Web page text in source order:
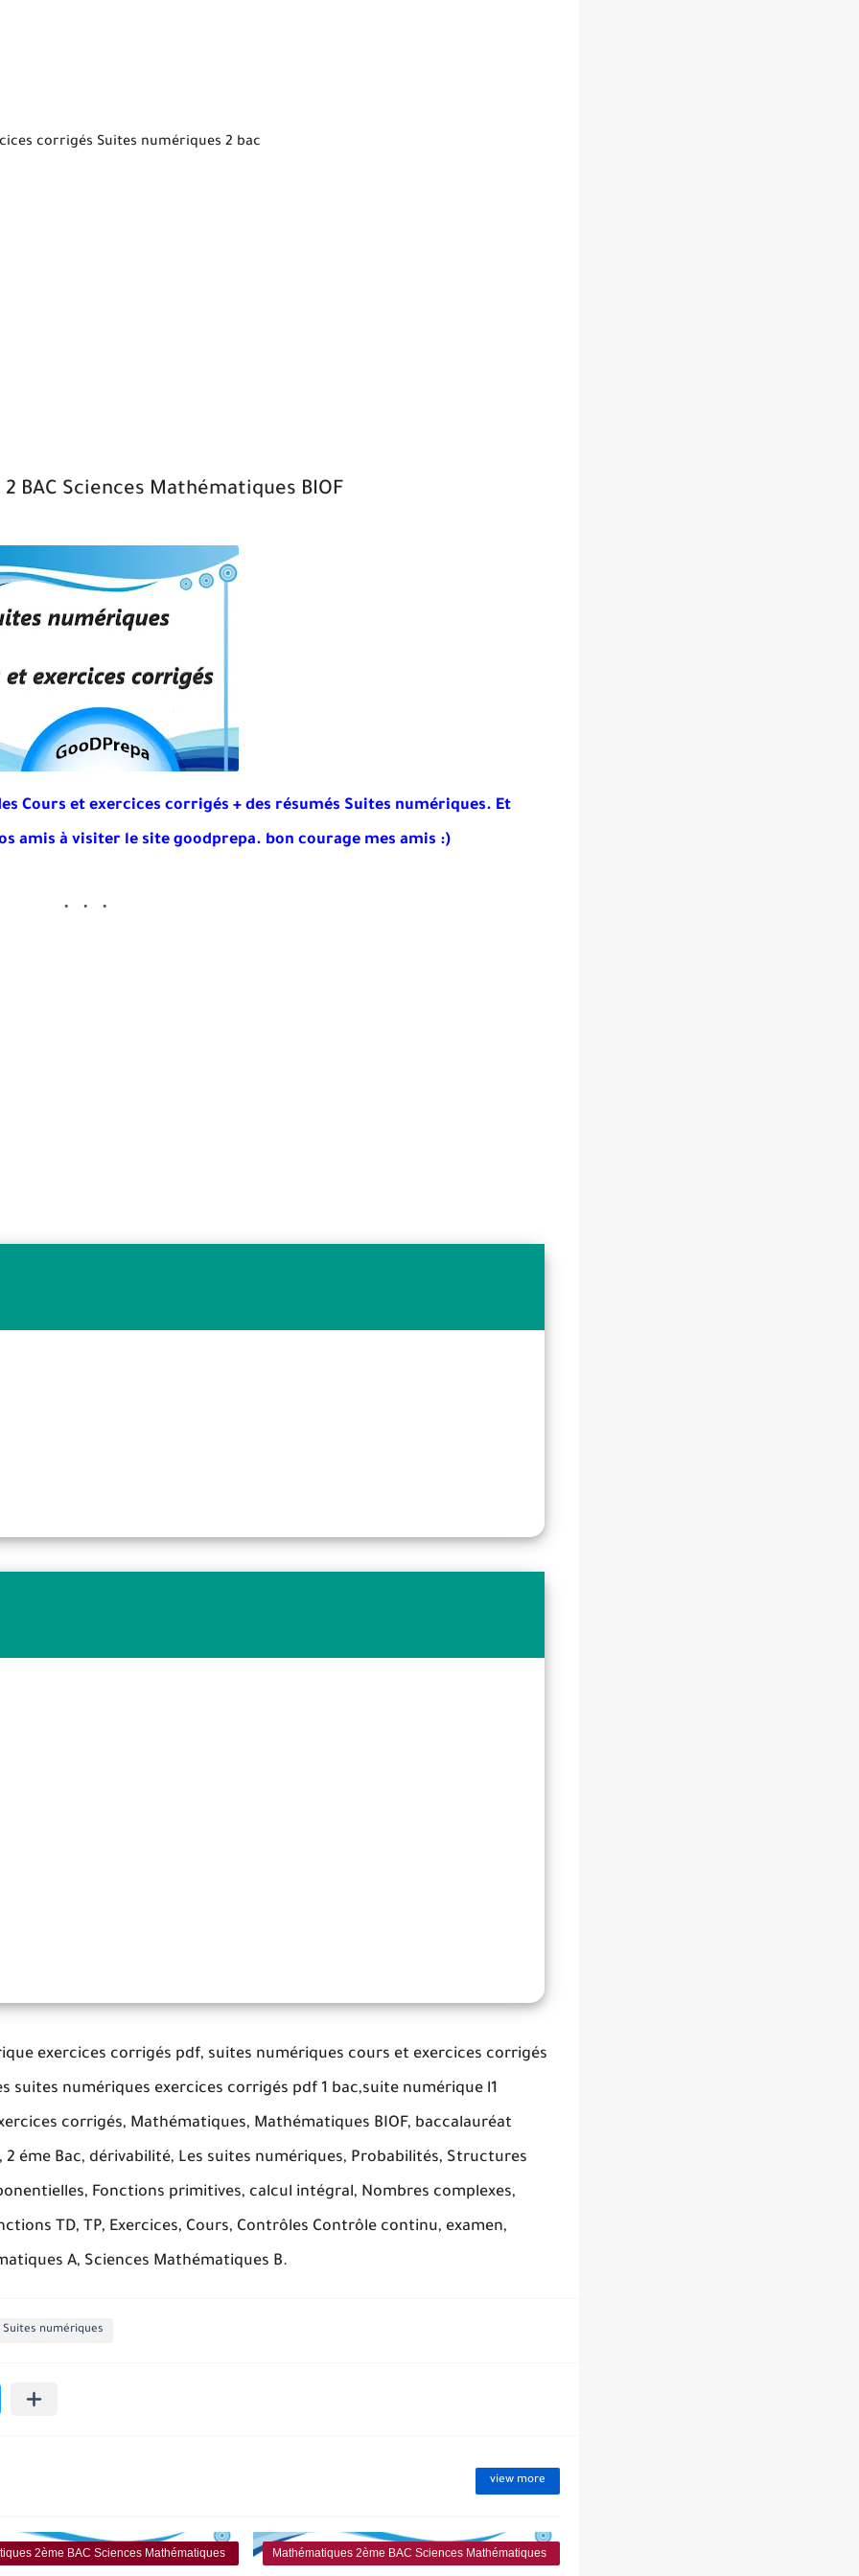
corrigés Suites numériques 2 bac
BAC Sciences Mathématiques BIOF
Cours et exercices corrigés + des résumés Suites numériques. Et
amis à visiter le site goodprepa. bon courage mes amis :)
exercices corrigés pdf, suites numériques cours et exercices corrigés
suites numériques exercices corrigés pdf 1 bac,suite numérique l1
corrigés, Mathématiques, Mathématiques BIOF, baccalauréat
éme Bac, dérivabilité, Les suites numériques, Probabilités, Structures
Fonctions primitives, calcul intégral, Nombres complexes,
TD, TP, Exercices, Cours, Contrôles Contrôle continu, examen,
A, Sciences Mathématiques B.
Suites numériques
view more
2ème BAC Sciences Mathématiques
Mathématiques 2ème BAC Sciences Mathématiques